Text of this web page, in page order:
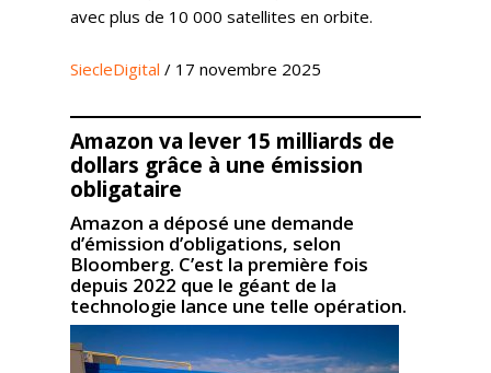
avec plus de 10 000 satellites en orbite.
SiecleDigital / 17 novembre 2025
Amazon va lever 15 milliards de
dollars grâce à une émission
obligataire
Amazon a déposé une demande
d’émission d’obligations, selon
Bloomberg. C’est la première fois
depuis 2022 que le géant de la
technologie lance une telle opération.
Amazon DSP & AMC
Amazon
Reporting
Gestion des Reviews
Emploi
Presse
Agence Amazon Ads
Actualités
Revue de Presse
Amazon Advertising
Ressources
Livres Blanc
Nos Vidéos
Contact
38 Avenue de Saxe, 69006
T:+ 33 04 78 52 38 15